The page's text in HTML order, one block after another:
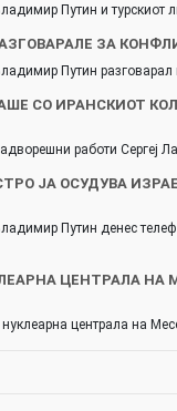
Путин и турскиот
ЗА
Путин разговарал
СО ИРАНСКИОТ
работи Сергеј
ЈА ОСУДУВА
Путин денес
ЦЕНТРАЛА НА
централа на